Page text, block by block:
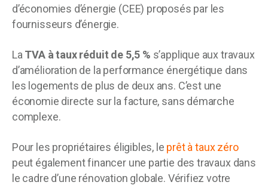
d’économies d’énergie (CEE) proposés par les
fournisseurs d’énergie.
La TVA à taux réduit de 5,5 % s’applique aux travaux
d’amélioration de la performance énergétique dans
les logements de plus de deux ans. C’est une
économie directe sur la facture, sans démarche
complexe.
Pour les propriétaires éligibles, le prêt à taux zéro
peut également financer une partie des travaux dans
le cadre d’une rénovation globale. Vérifiez votre